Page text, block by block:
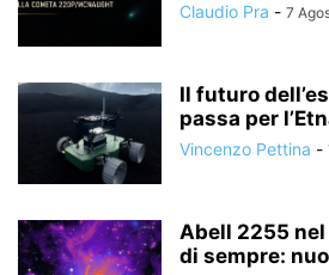
Claudio Pra - 7
Il futuro
passa per
Vincenzo Pettina -
Abell 2255
di sempre: